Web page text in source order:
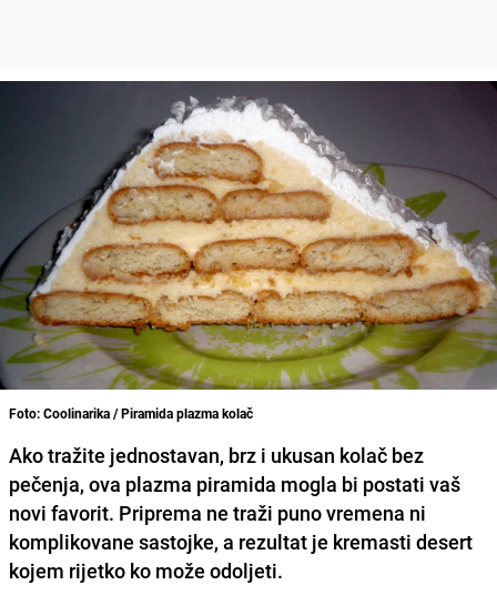
Foto: Coolinarika / Piramida plazma kolač
Ako tražite jednostavan, brz i ukusan kolač bez
pečenja, ova plazma piramida mogla bi postati vaš
novi favorit. Priprema ne traži puno vremena ni
komplikovane sastojke, a rezultat je kremasti desert
kojem rijetko ko može odoljeti.